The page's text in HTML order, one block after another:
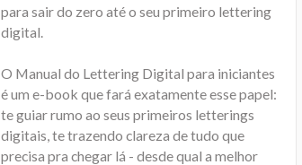
para sair do zero até o seu primeiro lettering
digital.
O Manual do Lettering Digital para iniciantes
é um e-book que fará exatamente esse papel:
te guiar rumo ao seus primeiros letterings
digitais, te trazendo clareza de tudo que
precisa pra chegar lá - desde qual a melhor